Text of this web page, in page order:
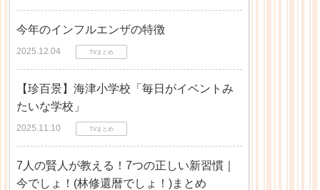
今年のインフルエンザの特徴
2025.12.04 TVまとめ
【珍百景】海津小学校「毎日がイベントみ
たいな学校」
2025.11.10 TVまとめ
7人の賢人が教える！7つの正しい新習慣｜
今でしょ！(林修還暦でしょ！)まとめ